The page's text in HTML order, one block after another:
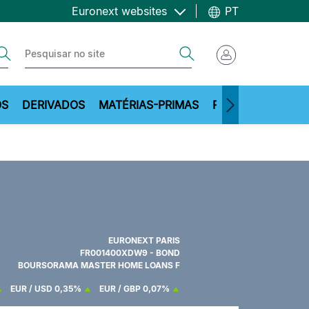
Euronext websites PT
DERIVADOS MATÉRIAS-PRIMAS RECURSOS
EURONEXT PARIS
FR001400XDW9 - BOND
BOURSORAMA MASTER HOME LOANS F
EUR / USD 0,35% EUR / GBP 0,07%